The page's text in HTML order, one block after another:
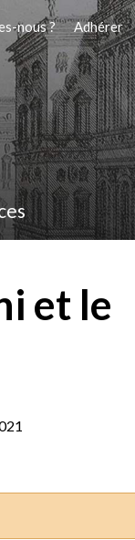
nous ? Adhérer
et le